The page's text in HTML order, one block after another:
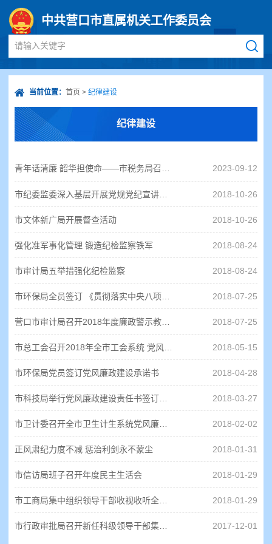
中共营口市直属机关工作委员会
请输入关键字
当前位置： 首页 > 纪律建设
纪律建设
2023-09-12
2018-10-26
市文体新广局开展督查活动 2018-10-26
强化准军事化管理 锻造纪检监察铁军 2018-08-24
市审计局五举措强化纪检监察 2018-08-24
2018-07-25
2018-07-25
2018-05-15
市环保局党员签订党风廉政建设承诺书 2018-04-28
2018-03-27
2018-02-02
正风肃纪力度不减 惩治利剑永不蒙尘 2018-01-31
市信访局班子召开年度民主生活会 2018-01-29
2018-01-29
2017-12-01